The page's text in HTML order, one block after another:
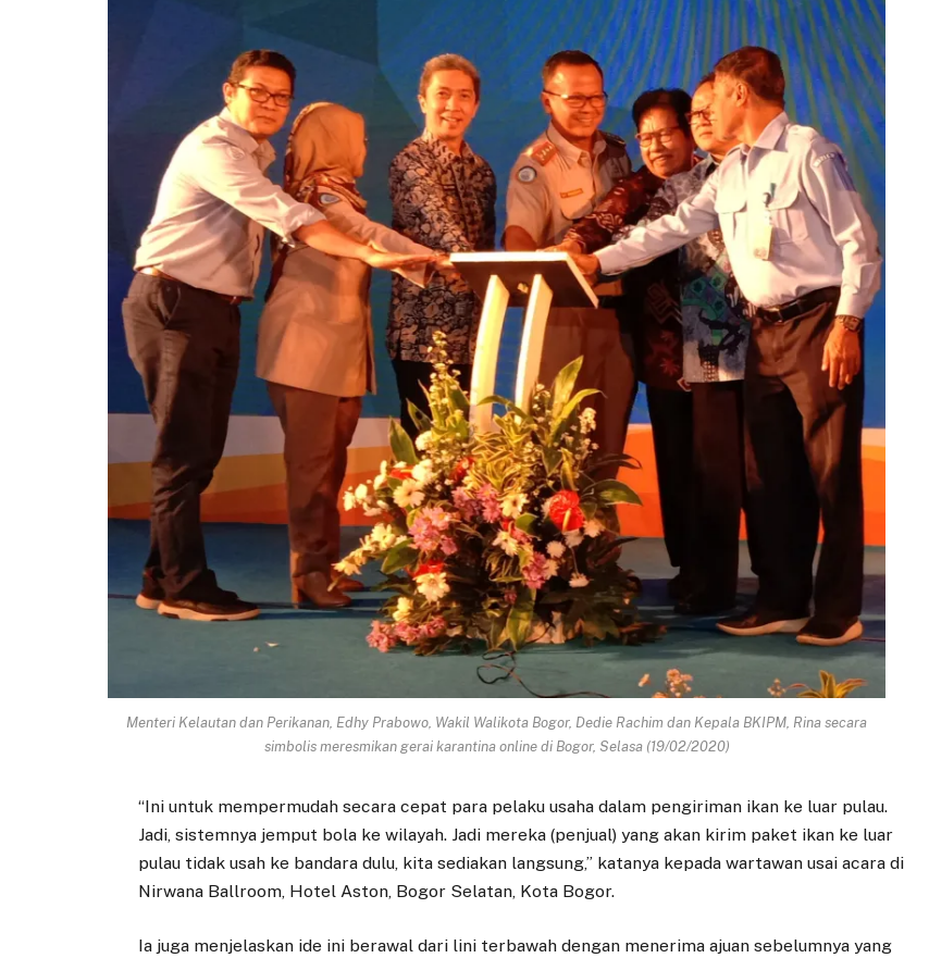
Menteri Kelautan dan Perikanan, Edhy Prabowo, Wakil Walikota Bogor, Dedie Rachim dan Kepala BKIPM, Rina secara
simbolis meresmikan gerai karantina online di Bogor, Selasa (19/02/2020)
“Ini untuk mempermudah secara cepat para pelaku usaha dalam pengiriman ikan ke luar pulau.
Jadi, sistemnya jemput bola ke wilayah. Jadi mereka (penjual) yang akan kirim paket ikan ke luar
pulau tidak usah ke bandara dulu, kita sediakan langsung,” katanya kepada wartawan usai acara di
Nirwana Ballroom, Hotel Aston, Bogor Selatan, Kota Bogor.
Ia juga menjelaskan ide ini berawal dari lini terbawah dengan menerima ajuan sebelumnya yang
PNM Kembali
Terbitkan Orange
Bonds Pertama di
Indonesia untuk
Pemberdayaan
Perempuan
Berjalan, 800 PKL
Diberi Waktu
Pindah
Pembongkaran